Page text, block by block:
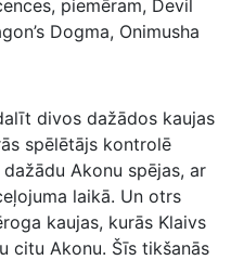
piemēram, Devil
Dogma, Onimusha
divos dažādos kaujas
spēlētājs kontrolē
Akonu spējas, ar
laikā. Un otrs
kaujas, kurās Klaivs
citu Akonu. Šīs tikšanās